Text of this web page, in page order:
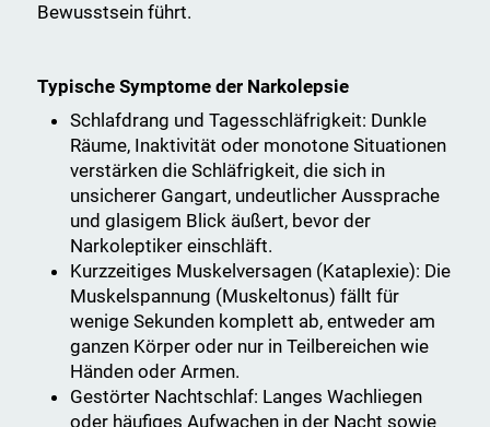
Bewusstsein führt.
Typische Symptome der Narkolepsie
Schlafdrang und Tagesschläfrigkeit: Dunkle
Räume, Inaktivität oder monotone Situationen
verstärken die Schläfrigkeit, die sich in
unsicherer Gangart, undeutlicher Aussprache
und glasigem Blick äußert, bevor der
Narkoleptiker einschläft.
Kurzzeitiges Muskelversagen (Kataplexie): Die
Muskelspannung (Muskeltonus) fällt für
wenige Sekunden komplett ab, entweder am
ganzen Körper oder nur in Teilbereichen wie
Händen oder Armen.
Gestörter Nachtschlaf: Langes Wachliegen
oder häufiges Aufwachen in der Nacht sowie